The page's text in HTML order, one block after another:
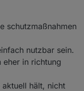
so läßt sich
meiner Meinung
sein,
Nutzer),
Port geöffnet ist.
schutzmaßnahmen
nutzbar sein.
eher in richtung
aktuell hält, nicht